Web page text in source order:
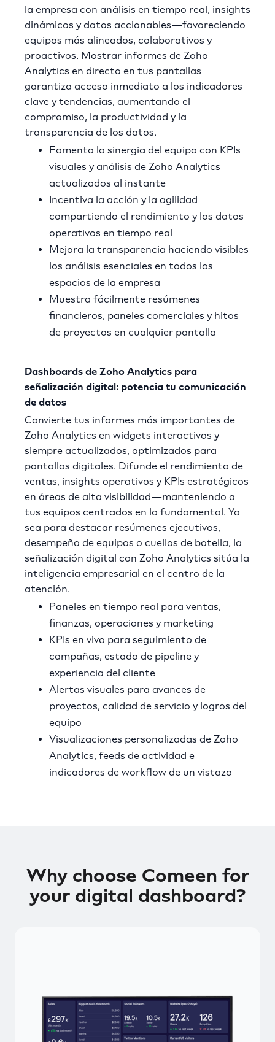
la empresa con análisis en tiempo real, insights
dinámicos y datos accionables—favoreciendo
equipos más alineados, colaborativos y
proactivos. Mostrar informes de Zoho
Analytics en directo en tus pantallas
garantiza acceso inmediato a los indicadores
clave y tendencias, aumentando el
compromiso, la productividad y la
transparencia de los datos.
Fomenta la sinergia del equipo con KPIs
visuales y análisis de Zoho Analytics
actualizados al instante
Incentiva la acción y la agilidad
compartiendo el rendimiento y los datos
operativos en tiempo real
Mejora la transparencia haciendo visibles
los análisis esenciales en todos los
espacios de la empresa
Muestra fácilmente resúmenes
financieros, paneles comerciales y hitos
de proyectos en cualquier pantalla
Dashboards de Zoho Analytics para
señalización digital: potencia tu comunicación
de datos
Convierte tus informes más importantes de
Zoho Analytics en widgets interactivos y
siempre actualizados, optimizados para
pantallas digitales. Difunde el rendimiento de
ventas, insights operativos y KPIs estratégicos
en áreas de alta visibilidad—manteniendo a
tus equipos centrados en lo fundamental. Ya
sea para destacar resúmenes ejecutivos,
desempeño de equipos o cuellos de botella, la
señalización digital con Zoho Analytics sitúa la
inteligencia empresarial en el centro de la
atención.
Paneles en tiempo real para ventas,
finanzas, operaciones y marketing
KPIs en vivo para seguimiento de
campañas, estado de pipeline y
experiencia del cliente
Alertas visuales para avances de
proyectos, calidad de servicio y logros del
equipo
Visualizaciones personalizadas de Zoho
Analytics, feeds de actividad e
indicadores de workflow de un vistazo
Why choose Comeen for
your digital dashboard?